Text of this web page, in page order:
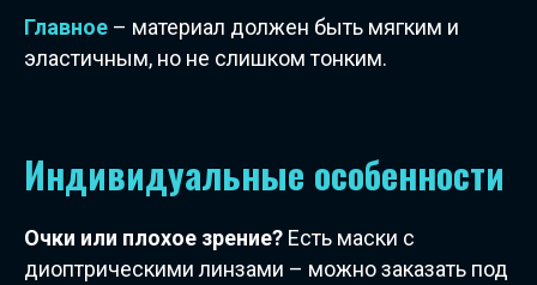
Главное – материал должен быть мягким и
эластичным, но не слишком тонким.
Индивидуальные особенности
Очки или плохое зрение? Есть маски с
диоптрическими линзами – можно заказать под